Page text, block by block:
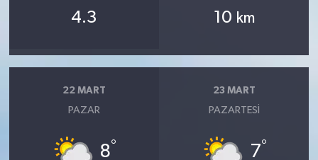
4.3 10 km
22 MART
PAZAR
8°
23 MART
PAZARTESI
7°